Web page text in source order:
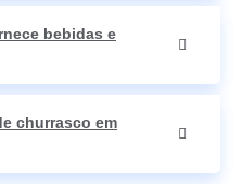
bebidas e
churrasco em